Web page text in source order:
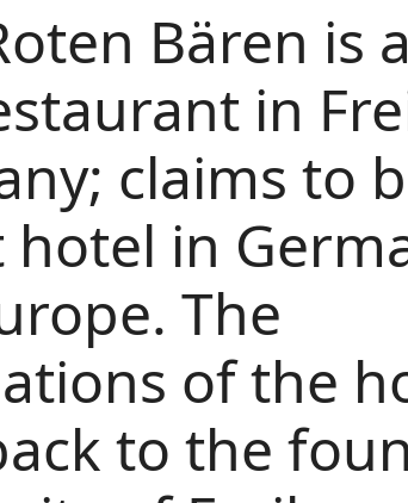
Bären is
in
claims to
hotel in
The
of the
to the